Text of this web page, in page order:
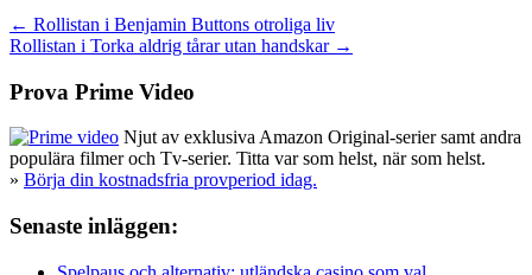
Inläggsnavigering
← Rollistan i Benjamin Buttons otroliga liv
Rollistan i Torka aldrig tårar utan handskar →
Prova Prime Video
Njut av exklusiva Amazon Original-serier samt andra
populära filmer och Tv-serier. Titta var som helst, när som helst.
» Börja din kostnadsfria provperiod idag.
Senaste inläggen: